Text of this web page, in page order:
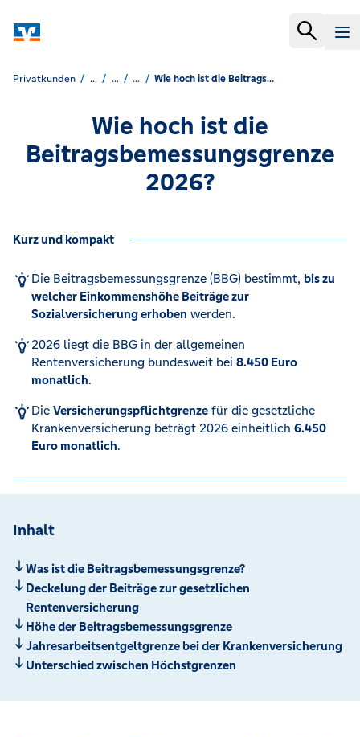
Privatkunden ... ... ... Wie hoch ist die Beitragsbemessungsgrenze 2026?
Wie hoch ist die
Beitragsbemessungsgrenze
2026?
Kurz und kompakt
Die Beitragsbemessungsgrenze (BBG) bestimmt, bis zu
welcher Einkommenshöhe Beiträge zur
Sozialversicherung erhoben werden.​
2026 liegt die BBG in der allgemeinen
Rentenversicherung bundesweit bei 8.450 Euro
monatlich.
Die Versicherungspflichtgrenzefür die gesetzliche
Krankenversicherung beträgt 2026 einheitlich 6.450
Euro monatlich.
Inhalt
Was ist die Beitragsbemessungsgrenze?
Deckelung der Beiträge zur gesetzlichen
Rentenversicherung
Höhe der Beitragsbemessungsgrenze
Jahresarbeitsentgeltgrenze bei der Krankenversicherung
Unterschied zwischen Höchstgrenzen